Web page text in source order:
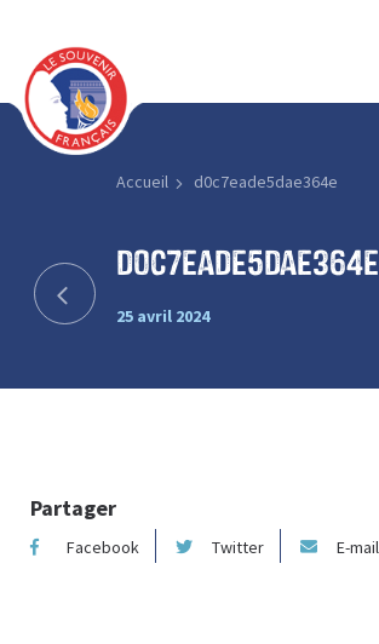
Accueil d0c7eade5dae364e
d0c7eade5dae364e
25 avril 2024
Partager
Facebook Twitter E-mail